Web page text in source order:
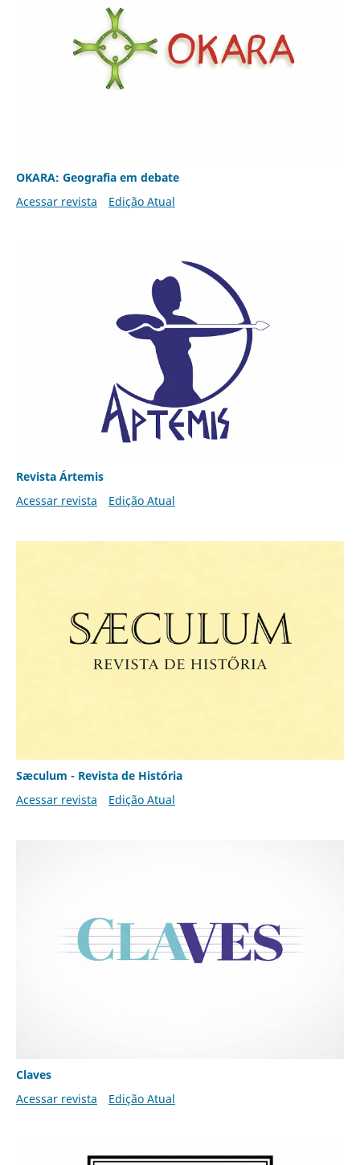
OKARA: Geografia em debate
Acessar revista
Edição Atual
Revista Ártemis
Acessar revista
Edição Atual
Sæculum - Revista de História
Acessar revista
Edição Atual
Claves
Acessar revista
Edição Atual